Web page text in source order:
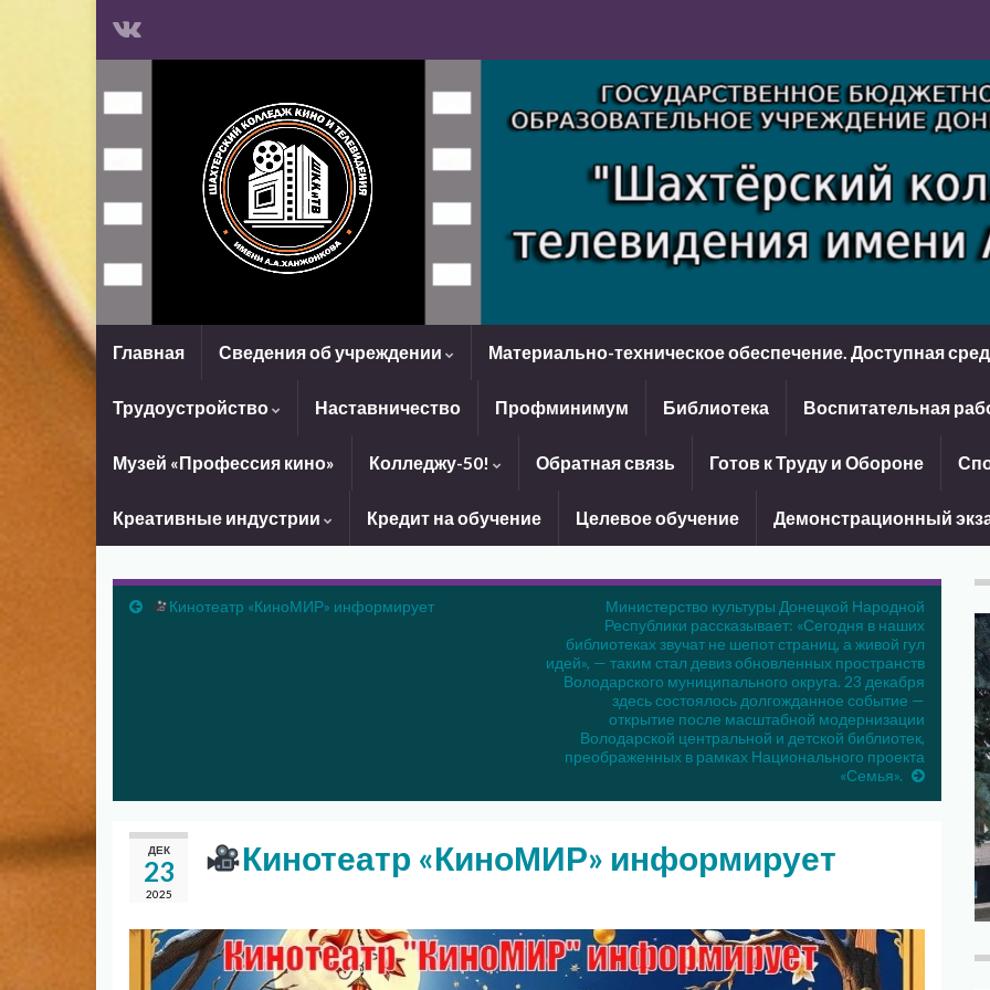
Главная Сведения об учреждении Материально-техническое обеспечение. Доступная
Трудоустройство Наставничество Профминимум Библиотека Воспитательная
Музей «Профессия кино» Колледжу-50! Обратная связь Готов к Труду и Обороне
Креативные индустрии Кредит на обучение Целевое обучение Демонстрационный
Кинотеатр «КиноМИР» информирует
Министерство культуры Донецкой Народной
Республики рассказывает: «Сегодня в наших
библиотеках звучат не шепот страниц, а живой гул
идей», — таким стал девиз обновленных пространств
Володарского муниципального округа. 23 декабря
здесь состоялось долгожданное событие —
открытие после масштабной модернизации
Володарской центральной и детской библиотек,
преображенных в рамках Национального проекта
«Семья».
ДЕК
23
2025
Кинотеатр «КиноМИР» информирует